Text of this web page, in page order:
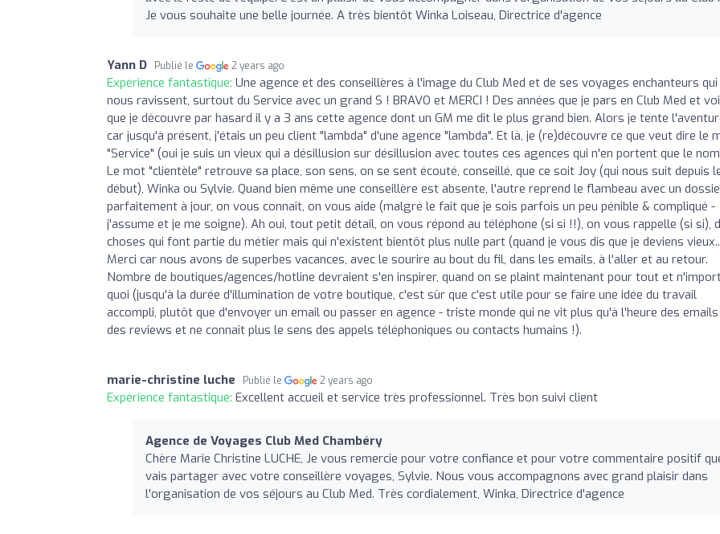
Je vous souhaite une belle journée. A très bientôt Winka Loiseau, Directrice d'agence
Yann D Publié le 2 years ago
Expérience fantastique: Une agence et des conseillères à l'image du Club Med et de ses voyages enchanteurs qui
nous ravissent, surtout du Service avec un grand S ! BRAVO et MERCI ! Des années que je pars en Club Med et
que je découvre par hasard il y a 3 ans cette agence dont un GM me dit le plus grand bien. Alors je tente
car jusqu'à présent, j'étais un peu client "lambda" d'une agence "lambda". Et là, je (re)découvre ce que veut dire le
"Service" (oui je suis un vieux qui a désillusion sur désillusion avec toutes ces agences qui n'en portent que le
Le mot "clientèle" retrouve sa place, son sens, on se sent écouté, conseillé, que ce soit Joy (qui nous suit depuis
début), Winka ou Sylvie. Quand bien même une conseillère est absente, l'autre reprend le flambeau avec un
parfaitement à jour, on vous connaît, on vous aide (malgré le fait que je sois parfois un peu pénible & compliqué -
j'assume et je me soigne). Ah oui, tout petit détail, on vous répond au téléphone (si si !!), on vous rappelle (si si),
choses qui font partie du métier mais qui n'existent bientôt plus nulle part (quand je vous dis que je deviens
Merci car nous avons de superbes vacances, avec le sourire au bout du fil, dans les emails, à l'aller et au retour.
Nombre de boutiques/agences/hotline devraient s'en inspirer, quand on se plaint maintenant pour tout et
quoi (jusqu'à la durée d'illumination de votre boutique, c'est sûr que c'est utile pour se faire une idée du travail
accompli, plutôt que d'envoyer un email ou passer en agence - triste monde qui ne vit plus qu'à l'heure des
des reviews et ne connaît plus le sens des appels téléphoniques ou contacts humains !).
marie-christine luche Publié le 2 years ago
Expérience fantastique: Excellent accueil et service très professionnel. Très bon suivi client
Agence de Voyages Club Med Chambéry
Chère Marie Christine LUCHE, Je vous remercie pour votre confiance et pour votre commentaire positif
vais partager avec votre conseillère voyages, Sylvie. Nous vous accompagnons avec grand plaisir dans
l'organisation de vos séjours au Club Med. Très cordialement, Winka, Directrice d'agence